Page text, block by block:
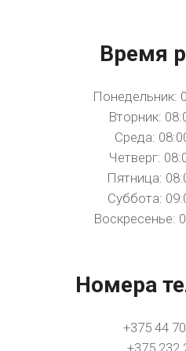
Время
Понедельник:
Вторник:
Среда:
Четверг:
Пятница:
Суббота:
Воскресенье:
Номера
+375 44
+375 232